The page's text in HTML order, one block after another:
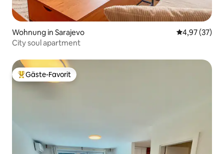
Wohnung in Sarajevo
4,97 (37)
City soul apartment
Beliebter Gäste-Favorit.
Gäste-Favorit